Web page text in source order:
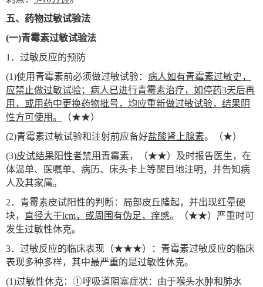
五、药物过敏试验法
(一)青霉素过敏试验法
1 ．过敏反应的预防
(1)使用青霉素前必须做过敏试验： 病人如有青霉素过敏史，
应禁止做过敏试验；病人已进行青霉素治疗，如停药3天后再
用，或用药中更换药物批号，均应重新做过敏试验，结果阴
性方可使用。
（★★）
(2)青霉素过敏试验和注射前应备好盐酸肾上腺素。（★）
(3)皮试结果阳性者禁用青霉素，（★★）及时报告医生，在
体温单、医嘱单、病历、床头卡上等醒目地注明，并告知病
人及其家属。
2．青霉素皮试阳性的判断：局部皮丘隆起，并出现红晕硬
块， 直径大干lcm，或周围有伪足，痒感。（★★）严重时可
发生过敏性休克。
3．过敏反应的临床表现（★★★）：青霉素过敏反应的临床
表现多种多样，其中最严重的是过敏性休克。
(1)过敏性休克：①呼吸道阻塞症状：由于喉头水肿和肺水